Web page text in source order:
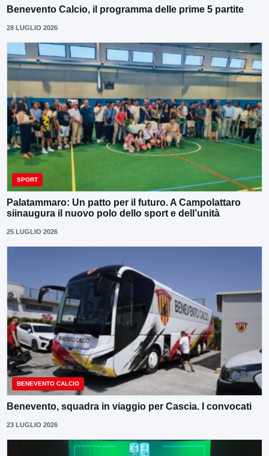
Benevento Calcio, il programma delle prime 5 partite
28 LUGLIO 2026
SPORT
Palatammaro: Un patto per il futuro. A Campolattaro
siinaugura il nuovo polo dello sport e dell’unità
25 LUGLIO 2026
BENEVENTO CALCIO
Benevento, squadra in viaggio per Cascia. I convocati
23 LUGLIO 2026